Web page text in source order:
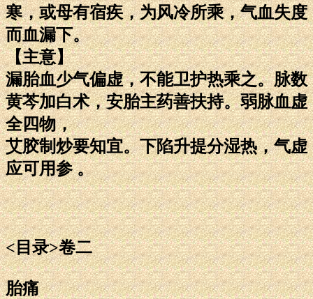
寒，或母有宿疾，为风冷所乘，气血失度
而血漏下。
【主意】
漏胎血少气偏虚，不能卫护热乘之。脉数
黄芩加白术，安胎主药善扶持。弱脉血虚
全四物，
艾胶制炒要知宜。下陷升提分湿热，气虚
应可用参 。
<目录>卷二
胎痛